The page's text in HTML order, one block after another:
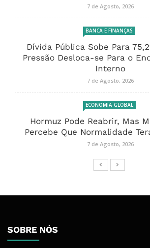
7 de Agosto, 2026
BANCA E FINANÇAS
Dívida Pública Sobe Para
Pressão Desloca-se Para o
Interno
7 de Agosto, 2026
ECONOMIA GLOBAL
Hormuz Pode Reabrir, Mas
Percebe Que Normalidade
7 de Agosto, 2026
SOBRE NÓS